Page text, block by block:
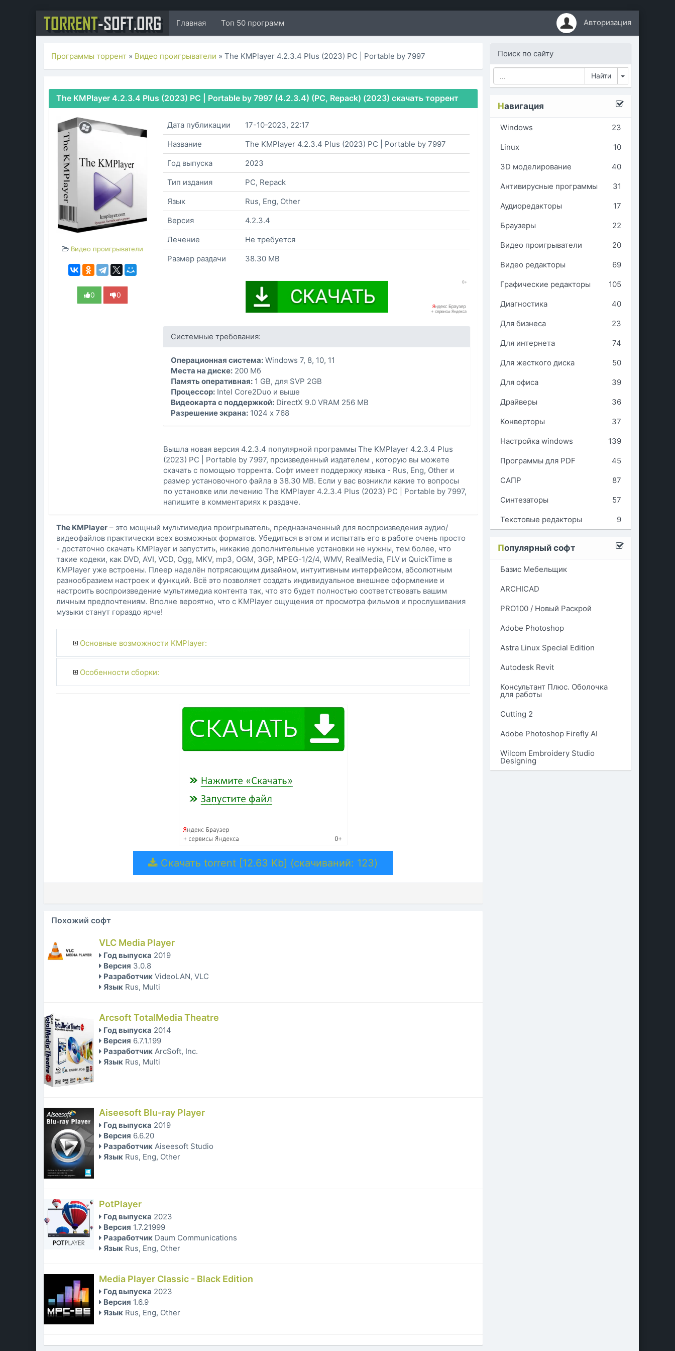
TORRENT-SOFT.ORG Главная Топ 50 программ Авторизация
Программы торрент » Видео проигрыватели » The KMPlayer 4.2.3.4 Plus (2023) РС | Portable by 7997
The KMPlayer 4.2.3.4 Plus (2023) РС | Portable by 7997 (4.2.3.4) (PC, Repack) (2023) скачать торрент
Видео проигрыватели
0 0
Дата публикации
17-10-2023, 22:17
Название
The KMPlayer 4.2.3.4 Plus (2023) РС | Portable by 7997
Год выпуска
2023
Тип издания
PC, Repack
Язык
Rus, Eng, Other
Версия
4.2.3.4
Лечение
Не требуется
Размер раздачи
38.30 MB
Системные требования:
Операционная система: Windows 7, 8, 10, 11
Места на диске: 200 Мб
Память оперативная: 1 GB, для SVP 2GB
Процессор: Intel Core2Duo и выше
Видеокарта с поддержкой: DirectX 9.0 VRAM 256 MB
Разрешение экрана: 1024 x 768
Вышла новая версия 4.2.3.4 популярной программы The KMPlayer 4.2.3.4 Plus
(2023) РС | Portable by 7997, произведенный издателем , которую вы можете
скачать с помощью торрента. Софт имеет поддержку языка - Rus, Eng, Other и
размер установочного файла в 38.30 MB. Если у вас возникли какие то вопросы
по установке или лечению The KMPlayer 4.2.3.4 Plus (2023) РС | Portable by 7997,
напишите в комментариях к раздаче.
The KMPlayer – это мощный мультимедиа проигрыватель, предназначенный для воспроизведения аудио/
видеофайлов практически всех возможных форматов. Убедиться в этом и испытать его в работе очень просто
- достаточно скачать KMPlayer и запустить, никакие дополнительные установки не нужны, тем более, что
такие кодеки, как DVD, AVI, VCD, Ogg, MKV, mp3, OGM, 3GP, MPEG-1/2/4, WMV, RealMedia, FLV и QuickTime в
KMPlayer уже встроены. Плеер наделён потрясающим дизайном, интуитивным интерфейсом, абсолютным
разнообразием настроек и функций. Всё это позволяет создать индивидуальное внешнее оформление и
настроить воспроизведение мультимедиа контента так, что это будет полностью соответствовать вашим
личным предпочтениям. Вполне вероятно, что с KMPlayer ощущения от просмотра фильмов и прослушивания
музыки станут гораздо ярче!
Основные возможности KMPlayer:
Особенности сборки:
Скачать torrent [12.63 Kb] (cкачиваний: 123)
Похожий софт
VLC Media Player
Год выпуска 2019
Версия 3.0.8
Разработчик VideoLAN, VLC
Язык Rus, Multi
Arcsoft TotalMedia Theatre
Год выпуска 2014
Версия 6.7.1.199
Разработчик ArcSoft, Inc.
Язык Rus, Multi
Aiseesoft Blu-ray Player
Год выпуска 2019
Версия 6.6.20
Разработчик Aiseesoft Studio
Язык Rus, Eng, Other
PotPlayer
Год выпуска 2023
Версия 1.7.21999
Разработчик Daum Communications
Язык Rus, Eng, Other
Media Player Classic - Black Edition
Год выпуска 2023
Версия 1.6.9
Язык Rus, Eng, Other
Поиск по сайту
Toggle
Навигация
Windows 23
Linux 10
3D моделирование 40
Антивирусные программы 31
Аудиоредакторы 17
Браузеры 22
Видео проигрыватели 20
Видео редакторы 69
Графические редакторы 105
Диагностика 40
Для бизнеса 23
Для интернета 74
Для жесткого диска 50
Для офиса 39
Драйверы 36
Конверторы 37
Настройка windows 139
Программы для PDF 45
САПР 87
Синтезаторы 57
Текстовые редакторы 9
Популярный софт
Базис Мебельщик
ARCHICAD
PRO100 / Новый Раскрой
Adobe Photoshop
Astra Linux Special Edition
Autodesk Revit
Консультант Плюс. Оболочка
для работы
Cutting 2
Adobe Photoshop Firefly AI
Wilcom Embroidery Studio
Designing